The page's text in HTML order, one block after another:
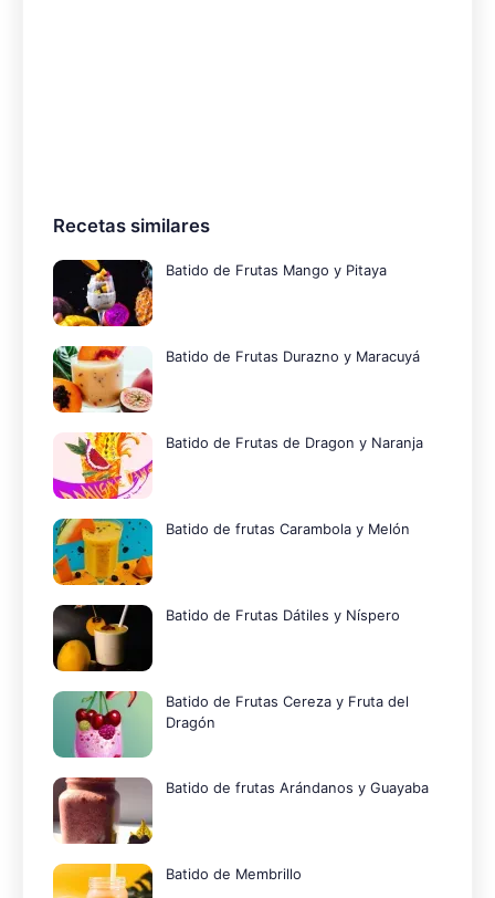
Recetas similares
Batido de Frutas Mango y Pitaya
Batido de Frutas Durazno y Maracuyá
Batido de Frutas de Dragon y Naranja
Batido de frutas Carambola y Melón
Batido de Frutas Dátiles y Níspero
Batido de Frutas Cereza y Fruta del
Dragón
Batido de frutas Arándanos y Guayaba
Batido de Membrillo